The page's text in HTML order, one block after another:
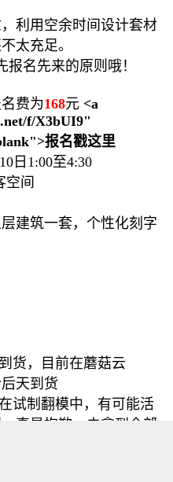
利用空余时间设计套材
太充足。
报名先来的原则哦！
费为168元 <a
f/X3bUI9"
报名戳这里
日1:00至4:30
间
建筑一套，个性化刻字
货，目前在蘑菇云
天到货
试制翻模中，有可能活
真是抱歉，未拿到全部